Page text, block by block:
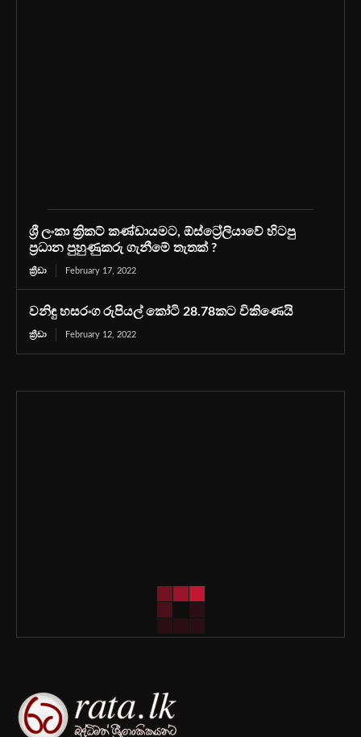
ශ්‍රී ලංකා ක්‍රිකට් කණ්ඩායමට, ඕස්ට්‍රේලියාවේ හිටපු
ප්‍රධාන පුහුණුකරු ගැනීමේ තැතක් ?
ක්‍රීඩා February 17, 2022
වනිඳු හසරංග රුපියල් කෝටි 28.78කට විකිණෙයි
ක්‍රීඩා February 12, 2022